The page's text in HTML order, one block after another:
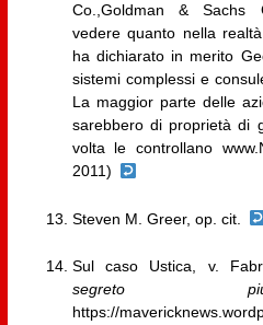
Co.,Goldman & Sachs
vedere quanto nella
ha dichiarato in merito
sistemi complessi e
La maggior parte delle
sarebbero di proprietà di
volta le controllano
2011)
Steven M. Greer, op. cit.
Sul caso Ustica, v.
segreto
https://